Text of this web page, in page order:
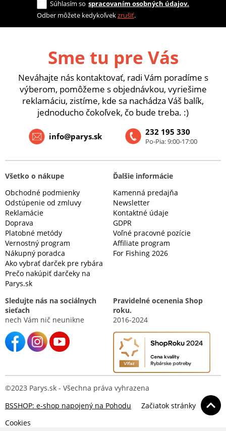
Súhlasím so spracovaním osobných údajov.
Odber môžete kedykoľvekzrušiť.
Sme tu pre Vás
Neváhajte nás kontaktovať, radi Vám poradíme s
výberom, pomôžeme s objednávkou, vyriešime
reklamáciu, zistíme, kde sa nachádza Váš balík,
jednoducho čokoľvek, čo bude treba. :)
232 195 330
Po-Pia: 9:00-17:00
info@parys.sk
Všetko o nákupe
Obchodné podmienky
Odstúpenie od zmluvy
Reklamácie
Doprava
Platobné metódy
Vernostný program
Nákupný poradca
Ako vybrať darček pre rybára
Prečo nakúpiť darčeky na
Parys.sk
Ďalšie informácie
Kamenná predajňa
Newsletter
Kontaktné údaje
GDPR
Voľné pracovné pozície
Affiliate program
For Fishing 2026
Sledujte nás na sociálnych
sieťach
nech Vám nič neunikne
Pravidelné ocenenia Shop
roku.
2016-2024
©2023 Parys.sk - Všechna práva vyhrazena
BSSHOP: e-shop napojený na Pohodu
Začiatok stránky
Cookies